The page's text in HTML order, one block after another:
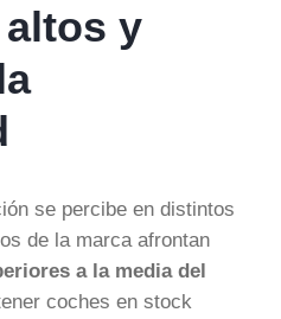
y
se percibe en distintos
de la marca afrontan
a la media del
coches en stock